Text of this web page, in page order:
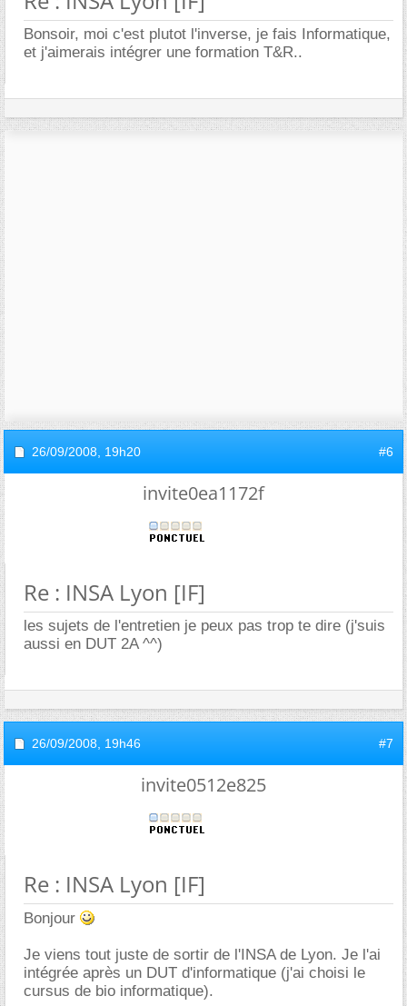
Bonsoir, moi c'est plutot l'inverse, je fais Informatique,
et j'aimerais intégrer une formation T&R..
26/09/2008, 19h20 #6
invite0ea1172f
Re : INSA Lyon [IF]
les sujets de l'entretien je peux pas trop te dire (j'suis
aussi en DUT 2A ^^)
26/09/2008, 19h46 #7
invite0512e825
Re : INSA Lyon [IF]
Bonjour
Je viens tout juste de sortir de l'INSA de Lyon. Je l'ai
intégrée après un DUT d'informatique (j'ai choisi le
cursus de bio informatique).